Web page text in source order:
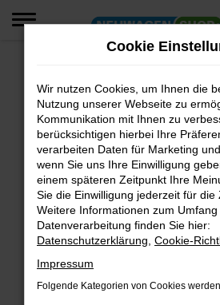
Zum
Fehler: Network Error
Beim Laden ist ein Fehler
Hier sind ein paar Tipps, die dir
Überprüfe deine Firewall
Internetverbindung.
Laden andere Webseiten,
Suchmaschine?
Prüfe deine
Manche Erweiterungen, wie
können das Laden bestimmter
Cookie
Wir nutzen Cookies, um Ihnen die
Nutzung unserer Webseite zu
Kommunikation mit Ihnen zu
berücksichtigen hierbei Ihre
verarbeiten Daten für Marketing
wenn Sie uns Ihre Einwilligung
einem späteren Zeitpunkt Ihre
Sie die Einwilligung jederzeit für die
Weitere Informationen zum
Datenverarbeitung finden Sie hier:
Datenschutzerklärung Cookie-
Impressum
Folgende Kategorien von Cookies